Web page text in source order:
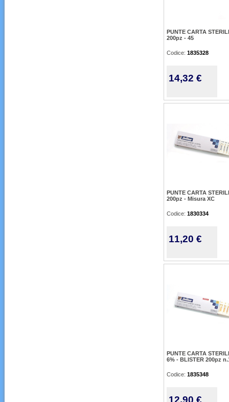
PUNTE CARTA STERILI
200pz - 45
Codice: 1835328
14,32 €
PUNTE CARTA STERILI
200pz - Misura XC
Codice: 1830334
11,20 €
PUNTE CARTA
6% - BLISTER 200pz
Codice: 1835348
12,90 €